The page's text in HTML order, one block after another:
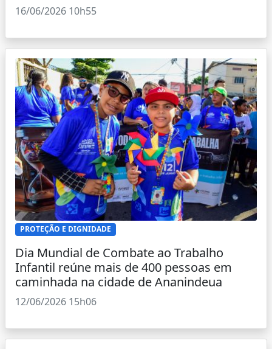
16/06/2026 10h55
PROTEÇÃO E DIGNIDADE
Dia Mundial de Combate ao Trabalho
Infantil reúne mais de 400 pessoas em
caminhada na cidade de Ananindeua
12/06/2026 15h06